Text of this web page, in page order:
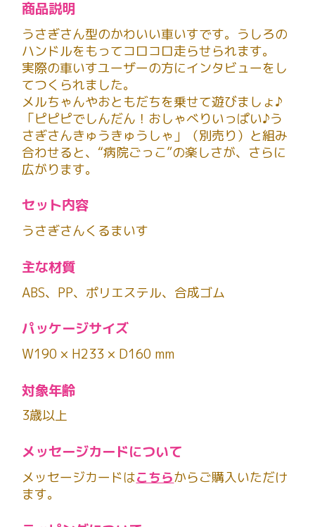
商品説明
うさぎさん型のかわいい車いすです。うしろの
ハンドルをもってコロコロ走らせられます。
実際の車いすユーザーの方にインタビューをし
てつくられました。
メルちゃんやおともだちを乗せて遊びましょ♪
「ピピピでしんだん！おしゃべりいっぱい♪う
さぎさんきゅうきゅうしゃ」（別売り）と組み
合わせると、“病院ごっこ”の楽しさが、さらに
広がります。
セット内容
うさぎさんくるまいす
主な材質
ABS、PP、ポリエステル、合成ゴム
パッケージサイズ
W190 × H233 × D160 mm
対象年齢
3歳以上
メッセージカードについて
メッセージカードはこちらからご購入いただけ
ます。